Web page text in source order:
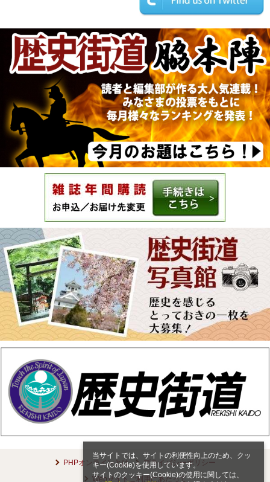
当サイトでは、サイトの利便性向上のため、クッ
キー(Cookie)を使用しています。
サイトのクッキー(Cookie)の使用に関しては、
PHPオンラインとは
プライバシーポリシー
Webサイトご利用にあたって